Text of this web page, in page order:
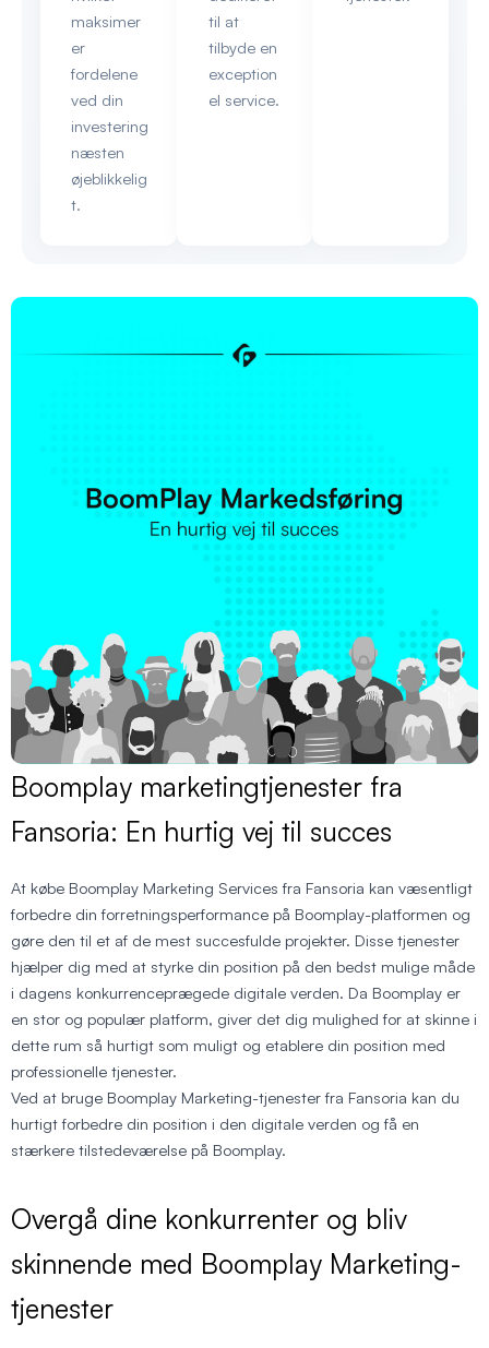
maksimer
er
fordelene
ved din
investering
næsten
øjeblikkelig
t.
til at
tilbyde en
exception
el service.
Boomplay marketingtjenester fra
Fansoria: En hurtig vej til succes
At købe Boomplay Marketing Services fra Fansoria kan væsentligt
forbedre din forretningsperformance på Boomplay-platformen og
gøre den til et af de mest succesfulde projekter. Disse tjenester
hjælper dig med at styrke din position på den bedst mulige måde
i dagens konkurrenceprægede digitale verden. Da Boomplay er
en stor og populær platform, giver det dig mulighed for at skinne i
dette rum så hurtigt som muligt og etablere din position med
professionelle tjenester.
Ved at bruge Boomplay Marketing-tjenester fra Fansoria kan du
hurtigt forbedre din position i den digitale verden og få en
stærkere tilstedeværelse på Boomplay.
Overgå dine konkurrenter og bliv
skinnende med Boomplay Marketing-
tjenester